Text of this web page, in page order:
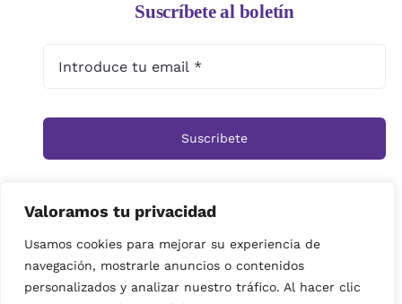
Valoramos tu privacidad
Usamos cookies para mejorar su experiencia de
navegación, mostrarle anuncios o contenidos
personalizados y analizar nuestro tráfico. Al hacer clic
Suscríbete al boletín
Suscribete
Inicio Tienda Ramos Rosas
Centros
Cestas
Arreglos Funerarios
Contacto
Política de privacidad